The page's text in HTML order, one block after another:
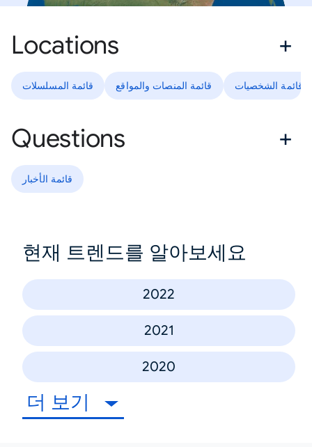
Locations
قائمة المسلسلات قائمة المنصات والمواقع قائمة الشخصيات
Questions
قائمة الأخبار
현재 트렌드를 알아보세요
2022
2021
2020
더 보기